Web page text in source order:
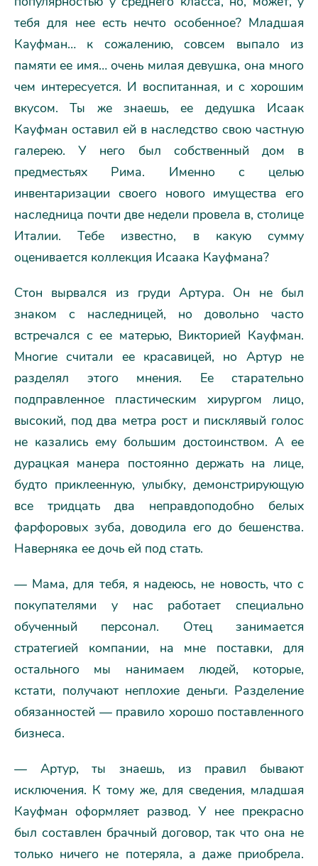
тебя для нее есть нечто особенное? Младшая
Кауфман… к сожалению, совсем выпало из
памяти ее имя… очень милая девушка, она много
чем интересуется. И воспитанная, и с хорошим
вкусом. Ты же знаешь, ее дедушка Исаак
Кауфман оставил ей в наследство свою частную
галерею. У него был собственный дом в
предместьях Рима. Именно с целью
инвентаризации своего нового имущества его
наследница почти две недели провела в, столице
Италии. Тебе известно, в какую сумму
оценивается коллекция Исаака Кауфмана?
Стон вырвался из груди Артура. Он не был
знаком с наследницей, но довольно часто
встречался с ее матерью, Викторией Кауфман.
Многие считали ее красавицей, но Артур не
разделял этого мнения. Ее старательно
подправленное пластическим хирургом лицо,
высокий, под два метра рост и писклявый голос
не казались ему большим достоинством. А ее
дурацкая манера постоянно держать на лице,
будто приклеенную, улыбку, демонстрирующую
все тридцать два неправдоподобно белых
фарфоровых зуба, доводила его до бешенства.
Наверняка ее дочь ей под стать.
— Мама, для тебя, я надеюсь, не новость, что с
покупателями у нас работает специально
обученный персонал. Отец занимается
стратегией компании, на мне поставки, для
остального мы нанимаем людей, которые,
кстати, получают неплохие деньги. Разделение
обязанностей — правило хорошо поставленного
бизнеса.
— Артур, ты знаешь, из правил бывают
исключения. К тому же, для сведения, младшая
Кауфман оформляет развод. У нее прекрасно
был составлен брачный договор, так что она не
только ничего не потеряла, а даже приобрела.